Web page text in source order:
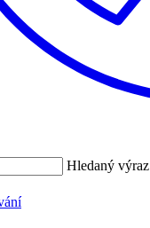
Hledaný výraz